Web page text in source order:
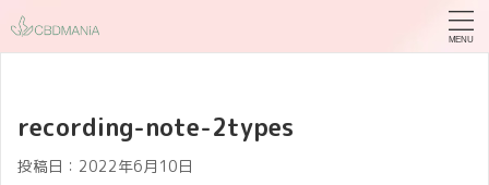
recording-note-2types
投稿日： 2022年6月10日